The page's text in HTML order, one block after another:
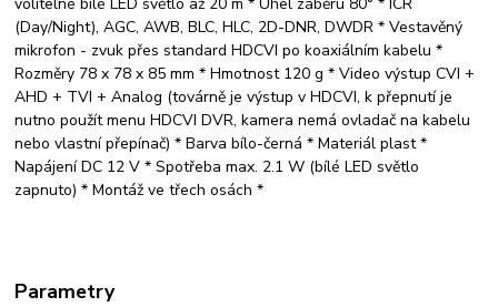
(Day/Night), AGC, AWB, BLC, HLC, 2D-DNR, DWDR * Vestavěný
mikrofon - zvuk přes standard HDCVI po koaxiálním kabelu *
Rozměry 78 x 78 x 85 mm * Hmotnost 120 g * Video výstup CVI +
AHD + TVI + Analog (továrně je výstup v HDCVI, k přepnutí je
nutno použít menu HDCVI DVR, kamera nemá ovladač na kabelu
nebo vlastní přepínač) * Barva bílo-černá * Materiál plast *
Napájení DC 12 V * Spotřeba max. 2.1 W (bílé LED světlo
zapnuto) * Montáž ve třech osách *
Parametry